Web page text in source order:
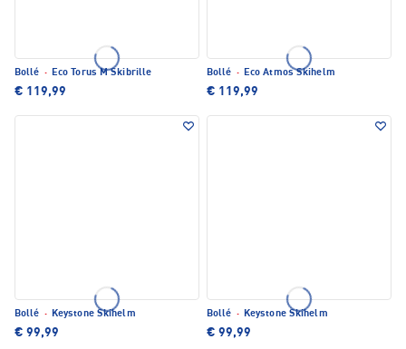
Bollé · Eco Torus M Skibrille
€ 119,99
Bollé · Eco Atmos Skihelm
€ 119,99
Bollé · Keystone Skihelm
€ 99,99
Bollé · Keystone Skihelm
€ 99,99